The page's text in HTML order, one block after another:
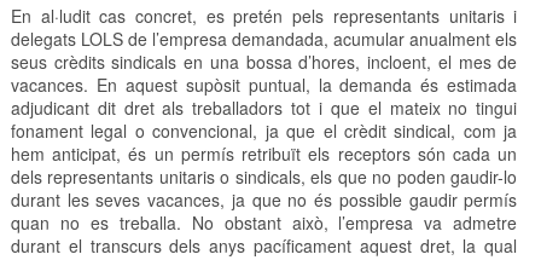
En al·ludit cas concret, es pretén pels representants unitaris i
delegats LOLS de l’empresa demandada, acumular anualment els
seus crèdits sindicals en una bossa d’hores, incloent, el mes de
vacances. En aquest supòsit puntual, la demanda és estimada
adjudicant dit dret als treballadors tot i que el mateix no tingui
fonament legal o convencional, ja que el crèdit sindical, com ja
hem anticipat, és un permís retribuït els receptors són cada un
dels representants unitaris o sindicals, els que no poden gaudir-lo
durant les seves vacances, ja que no és possible gaudir permís
quan no es treballa. No obstant això, l’empresa va admetre
durant el transcurs dels anys pacíficament aquest dret, la qual